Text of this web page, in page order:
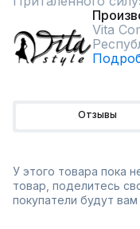
Vita
Отзывы
У этого товара пока
товар, поделитесь
покупатели будут